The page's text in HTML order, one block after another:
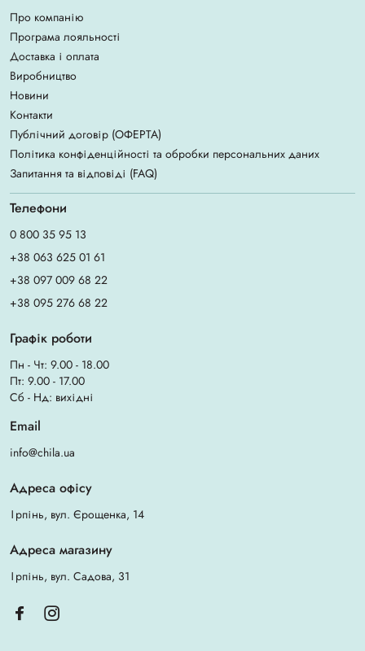
Про компанію
Програма лояльності
Доставка і оплата
Виробництво
Новини
Контакти
Публічний договір (ОФЕРТА)
Політика конфіденційності та обробки персональних даних
Запитання та відповіді (FAQ)
Телефони
0 800 35 95 13
+38 063 625 01 61
+38 097 009 68 22
+38 095 276 68 22
Графік роботи
Пн - Чт: 9.00 - 18.00
Пт: 9.00 - 17.00
Сб - Нд: вихідні
Email
info@chila.ua
Адреса офісу
Ірпінь, вул. Єрощенка, 14
Адреса магазину
Ірпінь, вул. Садова, 31